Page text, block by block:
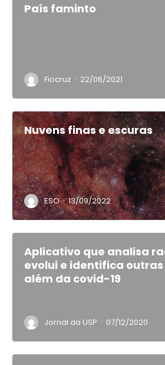
País faminto
Fiocruz · 22/06/2021
Nuvens finas e escuras
ESO · 13/09/2022
Aplicativo que analisa
evolui e identifica
além da covid-19
Jornal da USP · 07/12/2020